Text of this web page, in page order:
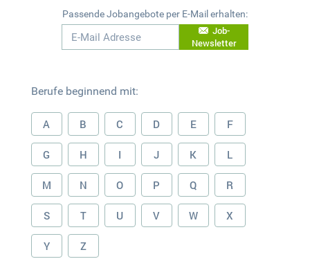
Passende Jobangebote per E-Mail erhalten:
Job-
Newsletter
Berufe beginnend mit:
A B C D E F
G H I J K L
M N O P Q R
S T U V W X
Y Z